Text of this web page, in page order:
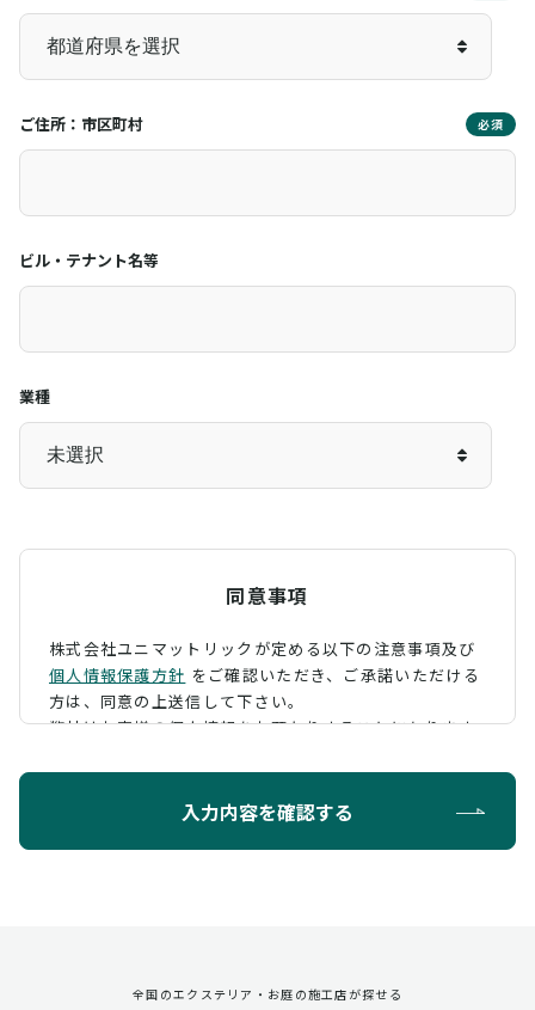
ご住所：市区町村 必須
ビル・テナント名等
業種
同意事項
株式会社ユニマットリックが定める以下の注意事項及び
個人情報保護方針 をご確認いただき、 ご承諾いただける
方は、同意の上送信して下さい。
弊社はお客様の個人情報をお預かりすることになります
ように定め、保護に努めております。
入力内容を確認する
全国のエクステリア・お庭の施工店が探せる